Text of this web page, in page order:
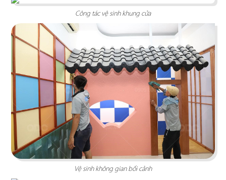
DOEN SPORT
Hệ kệ trưng bày được lắp đặt gắn tường cố định
nhằm tối ưu hóa diện tích, tạo lối đi rộng rãi cho
Chi tiết
Công tác vệ sinh khung cửa
Vệ sinh không gian bối cảnh